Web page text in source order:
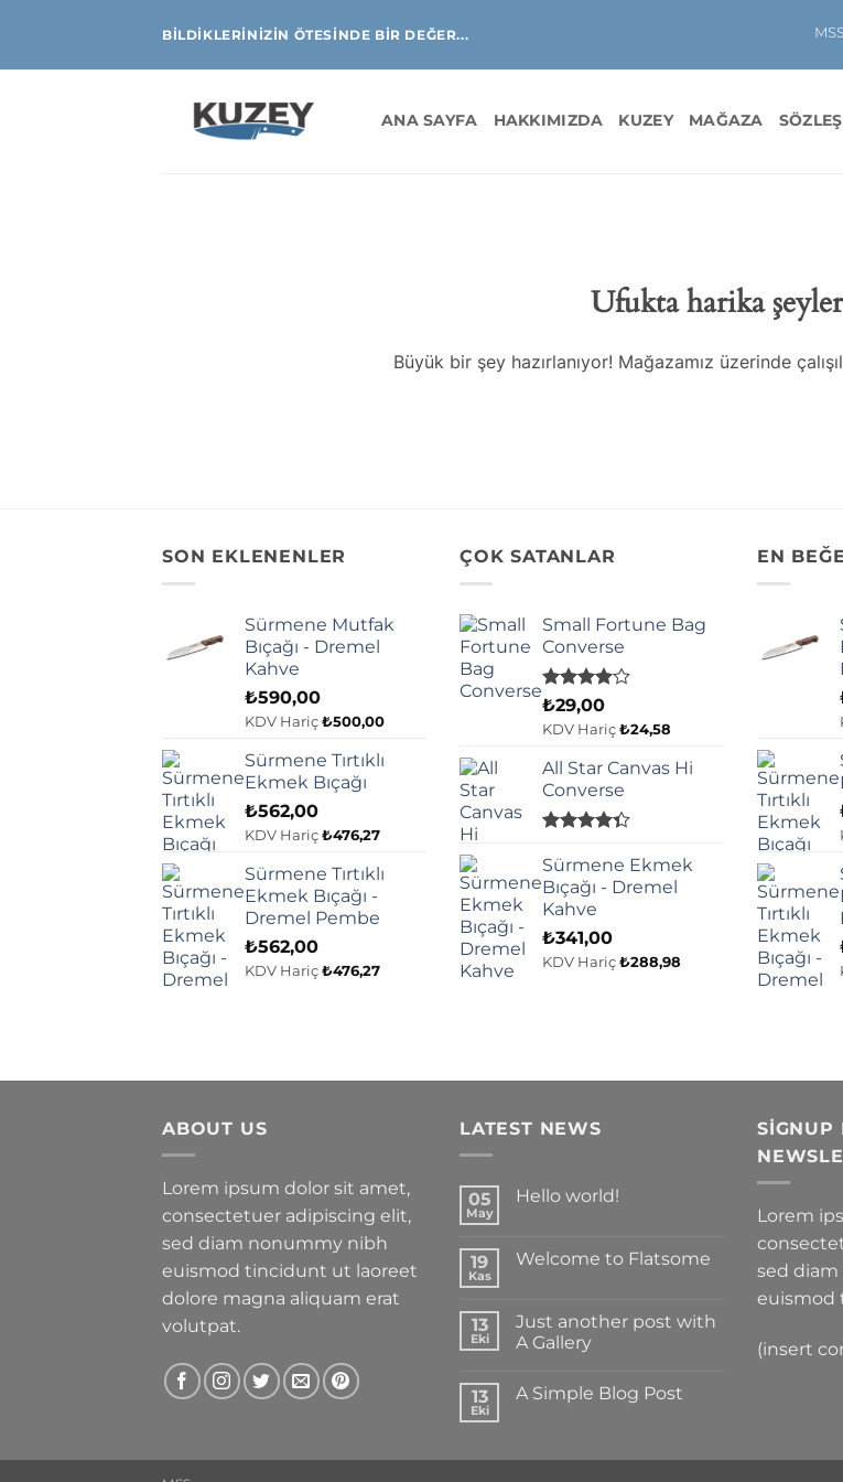
BILDIKLERINIZIN ÖTESINDE BIR DEĞER...
ANA SAYFA HAKKIMIZDA KUZEY MAĞAZA
Ufukta harika
Büyük bir şey hazırlanıyor! Mağazamız üzerinde
SON EKLENENLER
Sürmene Mutfak
Bıçağı - Dremel
Kahve
₺590,00
KDV Hariç ₺500,00
Sürmene Tırtıklı
Ekmek Bıçağı
₺562,00
KDV Hariç ₺476,27
Sürmene Tırtıklı
Ekmek Bıçağı -
Dremel Pembe
₺562,00
KDV Hariç ₺476,27
ÇOK SATANLAR
Small Fortune Bag
Converse
5
üzerinden
4.00 oy
₺29,00
KDV Hariç ₺24,58
All Star Canvas Hi
Converse
üzerinden
4.33oy
aldı
Sürmene Ekmek
Bıçağı - Dremel
Kahve
₺341,00
KDV Hariç ₺288,98
EN
ABOUT US
Lorem ipsum dolor sit amet,
consectetuer adipiscing elit,
sed diam nonummy nibh
euismod tincidunt ut laoreet
dolore magna aliquam erat
volutpat.
LATEST NEWS
05
May
Hello world!
world!
19
Kas
Welcome to Flatsome
to
Flatsome
13
Eki
Just another post with
A Gallery
Just
Gallery
13
Eki
A Simple Blog Post
Simple
SIGNUP
Lorem
sed
euismod
(insert